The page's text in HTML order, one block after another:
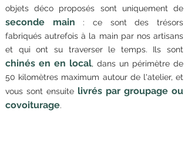
objets déco proposés sont uniquement de
seconde main : ce sont des trésors
fabriqués autrefois à la main par nos artisans
et qui ont su traverser le temps. Ils sont
chinés en en local, dans un périmètre de
50 kilomètres maximum autour de l'atelier, et
vous sont ensuite livrés par groupage ou
covoiturage.